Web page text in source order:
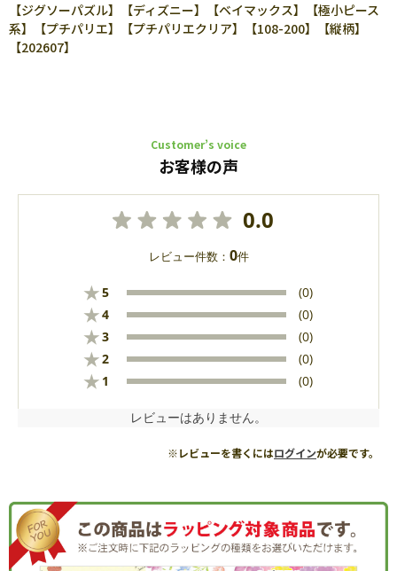
【ジグソーパズル】【ディズニー】【ベイマックス】【極小ピース
系】【プチパリエ】【プチパリエクリア】【108-200】【縦柄】
【202607】
Customer’s voice
お客様の声
0.0
レビュー件数： 0件
★5 (0)
★4 (0)
★3 (0)
★2 (0)
★ 1 (0)
レビューはありません。
※レビューを書くにはログインが必要です。